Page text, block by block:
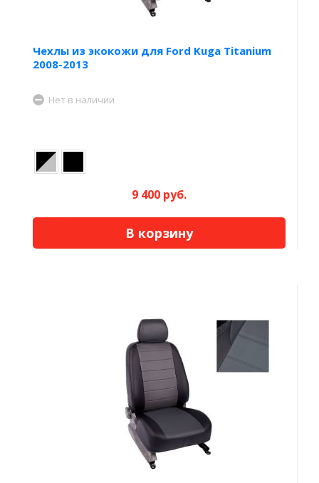
Чехлы из экокожи для Ford Kuga Titanium
2008-2013
Нет в наличии
9 400 руб.
В корзину